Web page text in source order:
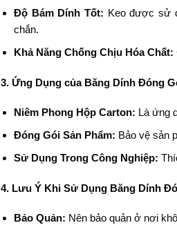
Độ Bám Dính Tốt: Keo được sử
chắn.
Khả Năng Chống Chịu Hóa Chất:
3. Ứng Dụng của Băng Dính Đóng
Niêm Phong Hộp Carton: Là ứng
Đóng Gói Sản Phẩm: Bảo vệ sản
Sử Dụng Trong Công Nghiệp:
4. Lưu Ý Khi Sử Dụng Băng Dính
Bảo Quản: Nên bảo quản ở nơi